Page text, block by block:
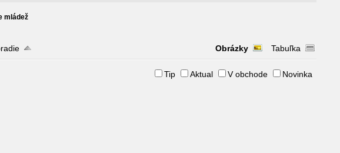
mládež
Obrázky Tabuľka
Tip Aktual V obchode Novinka